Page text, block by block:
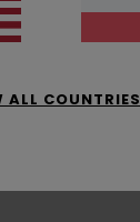
5/5
ALL COUNTRIES